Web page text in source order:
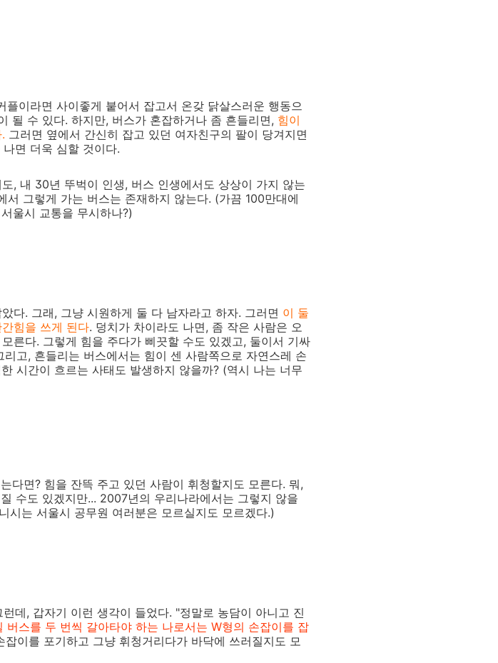
이라면 사이좋게 붙어서 잡고서 온갖 닭살스러운 행동으
될 수 있다. 하지만, 버스가 혼잡하거나 좀 흔들리면, 힘이
그러면 옆에서 간신히 잡고 있던 여자친구의 팔이 당겨지면
면 더욱 심할 것이다.
, 내 30년 뚜벅이 인생, 버스 인생에서도 상상이 가지 않는
그렇게 가는 버스는 존재하지 않는다. (가끔 100만대에
울시 교통을 무시하나?)
다. 그래, 그냥 시원하게 둘 다 남자라고 하자. 그러면 이 둘
힘을 쓰게 된다. 덩치가 차이라도 나면, 좀 작은 사람은 오
른다. 그렇게 힘을 주다가 삐끗할 수도 있겠고, 둘이서 기싸
고, 흔들리는 버스에서는 힘이 센 사람쪽으로 자연스레 손
시간이 흐르는 사태도 발생하지 않을까? (역시 나는 너무
다면? 힘을 잔뜩 주고 있던 사람이 휘청할지도 모른다. 뭐,
수도 있겠지만... 2007년의 우리나라에서는 그렇지 않을
시는 서울시 공무원 여러분은 모르실지도 모르겠다.)
데, 갑자기 이런 생각이 들었다. "정말로 농담이 아니고 진
버스를 두 번씩 갈아타야 하는 나로서는 W형의 손잡이를 잡
잡이를 포기하고 그냥 휘청거리다가 바닥에 쓰러질지도 모